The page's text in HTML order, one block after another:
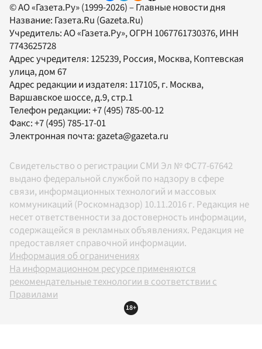
© АО «Газета.Ру» (1999-2026) – Главные новости дня
Название: Газета.Ru (Gazeta.Ru)
Учредитель:АО «Газета.Ру», ОГРН 1067761730376, ИНН
7743625728
Адрес учредителя: 125239, Россия, Москва, Коптевская
улица, дом 67
Адрес редакции и издателя: 117105, г. Москва,
Варшавское шоссе, д.9, стр.1
Телефон редакции:+7 (495) 785-00-12
Факс:+7 (495) 785-17-01
Электронная почта:gazeta@gazeta.ru
Свидетельство о регистрации СМИ Эл № ФС77-67642
выдано федеральной службой по надзору в сфере
связи, информационных технологий и массовых
коммуникаций (Роскомнадзор) 10.11.2016 г. Редакция не
несет ответственности за достоверность информации,
содержащейся в рекламных объявлениях. Редакция не
предоставляет справочной информации.
Информация об ограничениях
На информационном ресурсе применяются
рекомендательные технологии в соответствии с
Правилами
18+